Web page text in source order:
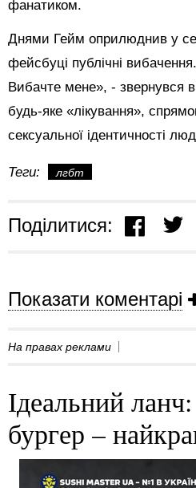
фанатиком.
Днями Гейм оприлюднив у
фейсбуці публічні
Вибачте мене», - звернувся
будь-яке «лікування»,
сексуальної ідентичності
Теги: лгбт
Поділитися:
Показати коментарі
На правах реклами
Ідеальний
бургер –